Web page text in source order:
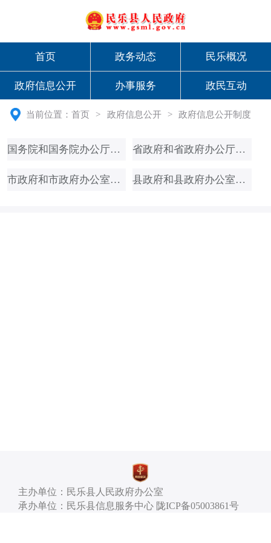
首页 政务动态 民乐概况
政府信息公开 办事服务 政民互动
当前位置：首页 > 政府信息公开 > 政府信息公开制度
国务院和国务院办公厅文件 省政府和省政府办公厅文件
市政府和市政府办公室文件 县政府和县政府办公室文件
主办单位：民乐县人民政府办公室
承办单位：民乐县信息服务中心 陇ICP备05003861号